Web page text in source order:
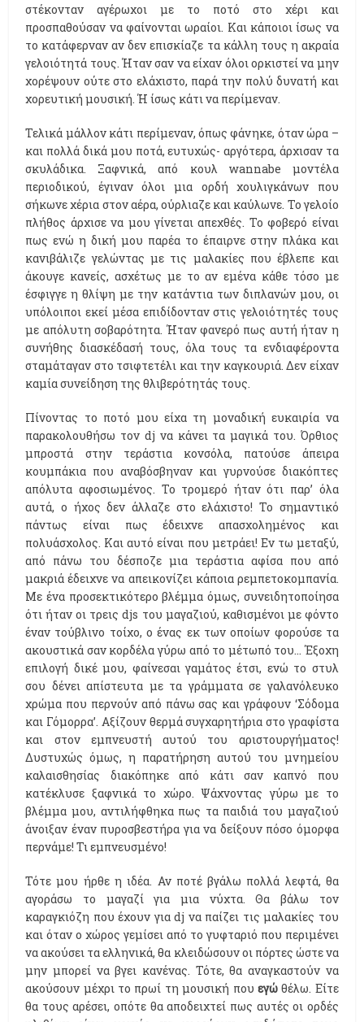
στέκονταν αγέρωχοι με το ποτό στο χέρι και
προσπαθούσαν να φαίνονται ωραίοι. Και κάποιοι ίσως να
το κατάφερναν αν δεν επισκίαζε τα κάλλη τους η ακραία
γελοιότητά τους. Ήταν σαν να είχαν όλοι ορκιστεί να μην
χορέψουν ούτε στο ελάχιστο, παρά την πολύ δυνατή και
χορευτική μουσική. Ή ίσως κάτι να περίμεναν.
Τελικά μάλλον κάτι περίμεναν, όπως φάνηκε, όταν ώρα –
και πολλά δικά μου ποτά, ευτυχώς- αργότερα, άρχισαν τα
σκυλάδικα. Ξαφνικά, από κουλ wannabe μοντέλα
περιοδικού, έγιναν όλοι μια ορδή χουλιγκάνων που
σήκωνε χέρια στον αέρα, ούρλιαζε και καύλωνε. Το γελοίο
πλήθος άρχισε να μου γίνεται απεχθές. Το φοβερό είναι
πως ενώ η δική μου παρέα το έπαιρνε στην πλάκα και
κανιβάλιζε γελώντας με τις μαλακίες που έβλεπε και
άκουγε κανείς, ασχέτως με το αν εμένα κάθε τόσο με
έσφιγγε η θλίψη με την κατάντια των διπλανών μου, οι
υπόλοιποι εκεί μέσα επιδίδονταν στις γελοιότητές τους
με απόλυτη σοβαρότητα. Ήταν φανερό πως αυτή ήταν η
συνήθης διασκέδασή τους, όλα τους τα ενδιαφέροντα
σταμάταγαν στο τσιφτετέλι και την καγκουριά. Δεν είχαν
καμία συνείδηση της θλιβερότητάς τους.
Πίνοντας το ποτό μου είχα τη μοναδική ευκαιρία να
παρακολουθήσω τον dj να κάνει τα μαγικά του. Όρθιος
μπροστά στην τεράστια κονσόλα, πατούσε άπειρα
κουμπάκια που αναβόσβηναν και γυρνούσε διακόπτες
απόλυτα αφοσιωμένος. Το τρομερό ήταν ότι παρ’ όλα
αυτά, ο ήχος δεν άλλαζε στο ελάχιστο! Το σημαντικό
πάντως είναι πως έδειχνε απασχολημένος και
πολυάσχολος. Και αυτό είναι που μετράει! Εν τω μεταξύ,
από πάνω του δέσποζε μια τεράστια αφίσα που από
μακριά έδειχνε να απεικονίζει κάποια ρεμπετοκομπανία.
Με ένα προσεκτικότερο βλέμμα όμως, συνειδητοποίησα
ότι ήταν οι τρεις djs του μαγαζιού, καθισμένοι με φόντο
έναν τούβλινο τοίχο, ο ένας εκ των οποίων φορούσε τα
ακουστικά σαν κορδέλα γύρω από το μέτωπό του… Έξοχη
επιλογή δικέ μου, φαίνεσαι γαμάτος έτσι, ενώ το στυλ
σου δένει απίστευτα με τα γράμματα σε γαλανόλευκο
χρώμα που περνούν από πάνω σας και γράφουν ‘Σόδομα
και Γόμορρα’. Αξίζουν θερμά συγχαρητήρια στο γραφίστα
και στον εμπνευστή αυτού του αριστουργήματος!
Δυστυχώς όμως, η παρατήρηση αυτού του μνημείου
καλαισθησίας διακόπηκε από κάτι σαν καπνό που
κατέκλυσε ξαφνικά το χώρο. Ψάχνοντας γύρω με το
βλέμμα μου, αντιλήφθηκα πως τα παιδιά του μαγαζιού
άνοιξαν έναν πυροσβεστήρα για να δείξουν πόσο όμορφα
περνάμε! Τι εμπνευσμένο!
Τότε μου ήρθε η ιδέα. Αν ποτέ βγάλω πολλά λεφτά, θα
αγοράσω το μαγαζί για μια νύχτα. Θα βάλω τον
καραγκιόζη που έχουν για dj να παίζει τις μαλακίες του
και όταν ο χώρος γεμίσει από το γυφταριό που περιμένει
να ακούσει τα ελληνικά, θα κλειδώσουν οι πόρτες ώστε να
μην μπορεί να βγει κανένας. Τότε, θα αναγκαστούν να
ακούσουν μέχρι το πρωί τη μουσική που εγώ θέλω. Είτε
θα τους αρέσει, οπότε θα αποδειχτεί πως αυτές οι ορδές